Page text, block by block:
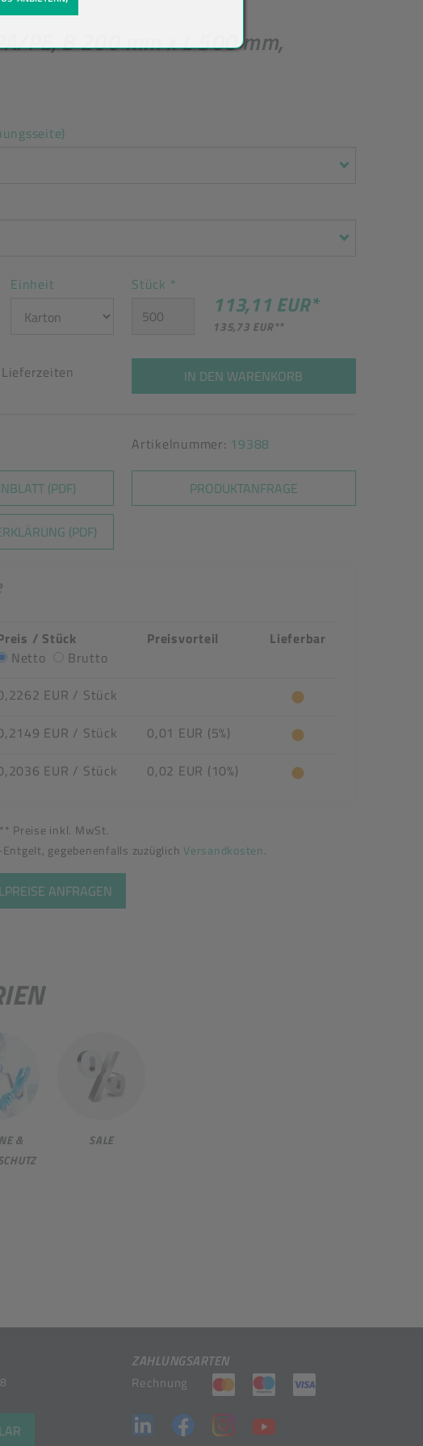
PE, B 200 mm x L 500 mm,
Einheit Stück *
113,11 EUR*
135,73 EUR**
IN DEN WARENKORB
Artikelnummer: 19388
(PDF)
(PDF)
PRODUKTANFRAGE
/ Stück
Netto
Brutto
Preisvorteil Lieferbar
EUR / Stück
EUR / Stück
0,01 EUR (5%)
EUR / Stück 0,02 EUR (10%)
Preise inkl. MwSt.
gegebenenfalls zuzüglich Versandkosten.
ANFRAGEN
&
SALE
ZAHLUNGSARTEN
Rechnung (öffnet in neuem Tab)
(öffnet in neuem Tab)
(öffnet in neuem
(öffnet in neuem Tab)
(öffnet in neuem Tab)
(öffnet in neuem Tab)
(öffnet in neuem Tab)